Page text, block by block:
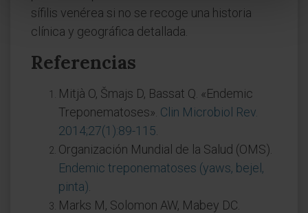
sífilis venérea si no se recoge una historia
clínica y geográfica detallada.
Referencias
Mitjà O, Šmajs D, Bassat Q. «Endemic
Treponematoses». Clin Microbiol Rev.
2014;27(1):89-115
Organización Mundial de la Salud (OMS).
Endemic treponematoses (yaws, bejel,
pinta)
Marks M, Solomon AW, Mabey DC.